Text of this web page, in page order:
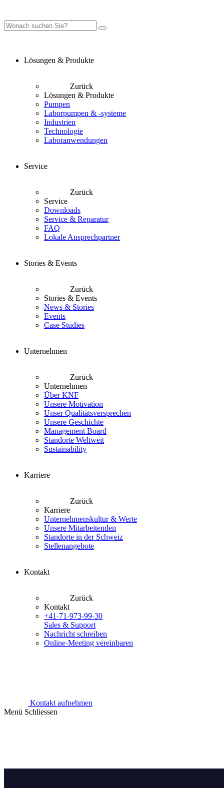
Lösungen & Produkte
Zurück
Lösungen & Produkte
Pumpen
Laborpumpen & -systeme
Industrien
Technologie
Laboranwendungen
Service
Zurück
Service
Downloads
Service & Reparatur
FAQ
Lokale Ansprechpartner
Stories & Events
Zurück
Stories & Events
News & Stories
Events
Case Studies
Unternehmen
Zurück
Unternehmen
Über KNF
Unsere Motivation
Unser Qualitätsversprechen
Unsere Geschichte
Management Board
Standorte Weltweit
Sustainability
Karriere
Zurück
Karriere
Unternehmenskultur & Werte
Unsere Mitarbeitenden
Standorte in der Schweiz
Stellenangebote
Kontakt
Zurück
Kontakt
+41-71-973-99-30
Sales & Support
Nachricht schreiben
Online-Meeting vereinbaren
Kontakt aufnehmen
Menü Schliessen